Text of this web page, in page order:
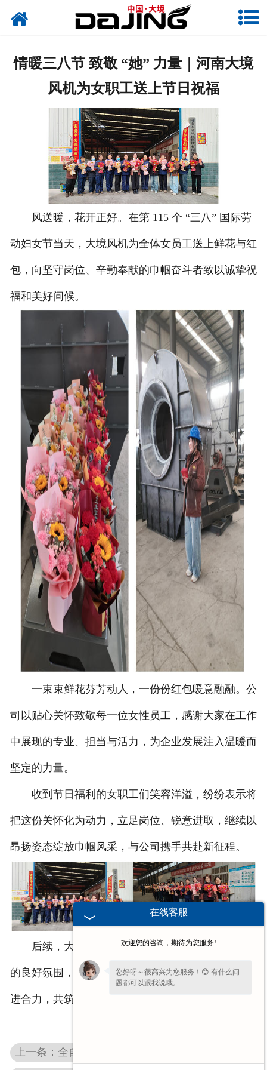
网站首页
产品中心
应用案例
服务支持
风机知识
新闻中心
情暖三八节 致敬 “她” 力量｜河南大境
风机为女职工送上节日祝福
风送暖，花开正好。在第 115 个 “三八” 国际劳
动妇女节当天，大境风机为全体女员工送上鲜花与红
包，向坚守岗位、辛勤奉献的巾帼奋斗者致以诚挚祝
福和美好问候。
一束束鲜花芬芳动人，一份份红包暖意融融。公
司以贴心关怀致敬每一位女性员工，感谢大家在工作
中展现的专业、担当与活力，为企业发展注入温暖而
坚定的力量。
收到节日福利的女职工们笑容洋溢，纷纷表示将
把这份关怀化为动力，立足岗位、锐意进取，继续以
昂扬姿态绽放巾帼风采，与公司携手共赴新征程。
后续，大境风机将持续营造尊重女性、关爱员工
的良好氛围，不断提升员工归属感与幸福感，凝聚奋
进合力，共筑企业高质量发展新篇章。
在线客服
欢迎您的咨询，期待为您服务!
您好呀～很高兴为您服务！😊 有什么问
题都可以跟我说哦。